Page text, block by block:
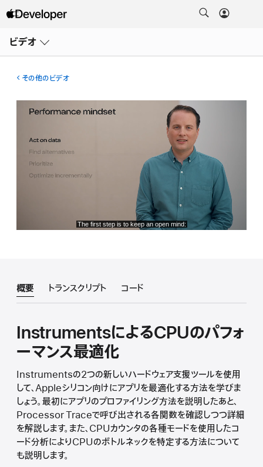
ビデオ
ー
その他のビデオ
概要 トランスクリプト コード
InstrumentsによるCPUのパフォ
ーマンス最適化
Instrumentsの2つの新しいハードウェア支援ツールを使用
して、Appleシリコン向けにアプリを最適化する方法を学びま
しょう。最初にアプリのプロファイリング方法を説明したあと、
Processor Traceで呼び出される各関数を確認しつつ詳細
を解説します。また、CPUカウンタの各種モードを使用したコ
ード分析によりCPUのボトルネックを特定する方法について
も説明します。